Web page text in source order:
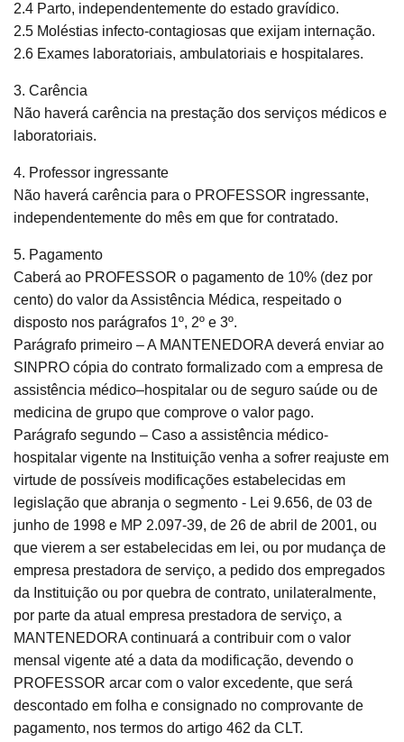
2.4 Parto, independentemente do estado gravídico.
2.5 Moléstias infecto-contagiosas que exijam internação.
2.6 Exames laboratoriais, ambulatoriais e hospitalares.
3. Carência
Não haverá carência na prestação dos serviços médicos e
laboratoriais.
4. Professor ingressante
Não haverá carência para o PROFESSOR ingressante,
independentemente do mês em que for contratado.
5. Pagamento
Caberá ao PROFESSOR o pagamento de 10% (dez por
cento) do valor da Assistência Médica, respeitado o
disposto nos parágrafos 1º, 2º e 3º.
Parágrafo primeiro – A MANTENEDORA deverá enviar ao
SINPRO cópia do contrato formalizado com a empresa de
assistência médico–hospitalar ou de seguro saúde ou de
medicina de grupo que comprove o valor pago.
Parágrafo segundo – Caso a assistência médico-
hospitalar vigente na Instituição venha a sofrer reajuste em
virtude de possíveis modificações estabelecidas em
legislação que abranja o segmento - Lei 9.656, de 03 de
junho de 1998 e MP 2.097-39, de 26 de abril de 2001, ou
que vierem a ser estabelecidas em lei, ou por mudança de
empresa prestadora de serviço, a pedido dos empregados
da Instituição ou por quebra de contrato, unilateralmente,
por parte da atual empresa prestadora de serviço, a
MANTENEDORA continuará a contribuir com o valor
mensal vigente até a data da modificação, devendo o
PROFESSOR arcar com o valor excedente, que será
descontado em folha e consignado no comprovante de
pagamento, nos termos do artigo 462 da CLT.